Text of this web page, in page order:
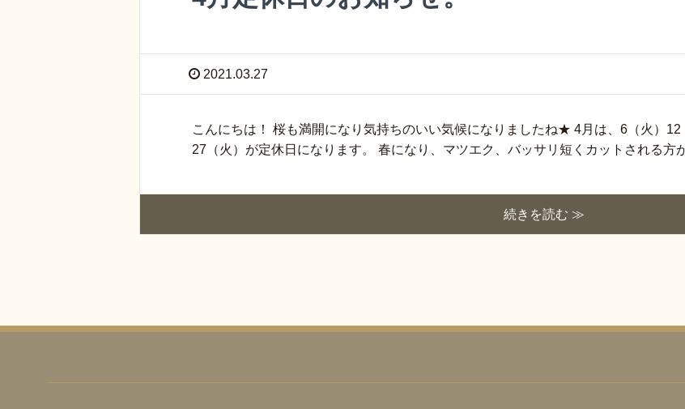
2021.03.27
こんにちは！ 桜も満開になり気持ちのいい気候になりましたね★ 4月は、6（火）12
27（火）が定休日になります。 春になり、マツエク、バッサリ短くカットされる方
続きを読む ≫